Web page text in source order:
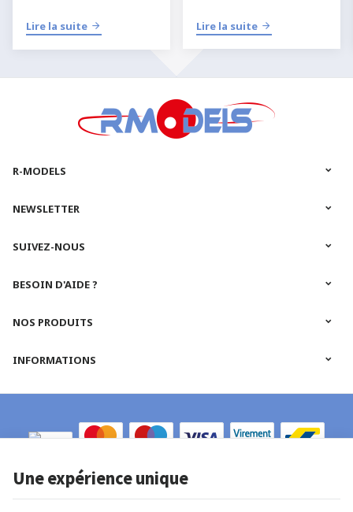
équipement et votre manière
l’aéromodélismeou le
Lire la suite
les meilleures conditions.
Lire la suite
NEWSLETTER
SUIVEZ-NOUS
R-MODELS
BESOIN D'AIDE ?
NOS PRODUITS
INFORMATIONS
Une expérience unique